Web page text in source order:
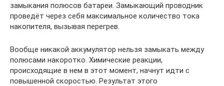
замыкания полюсов батареи. Замыкающий проводник
проведёт через себя максимальное количество тока
накопителя, вызывая перегрев.
Вообще никакой аккумулятор нельзя замыкать между
полюсами накоротко. Химические реакции,
происходящие в нем в этот момент, начнут идти с
повышенной скоростью. Результат этого